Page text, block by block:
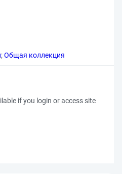
;Общая коллекция
if you login or access site